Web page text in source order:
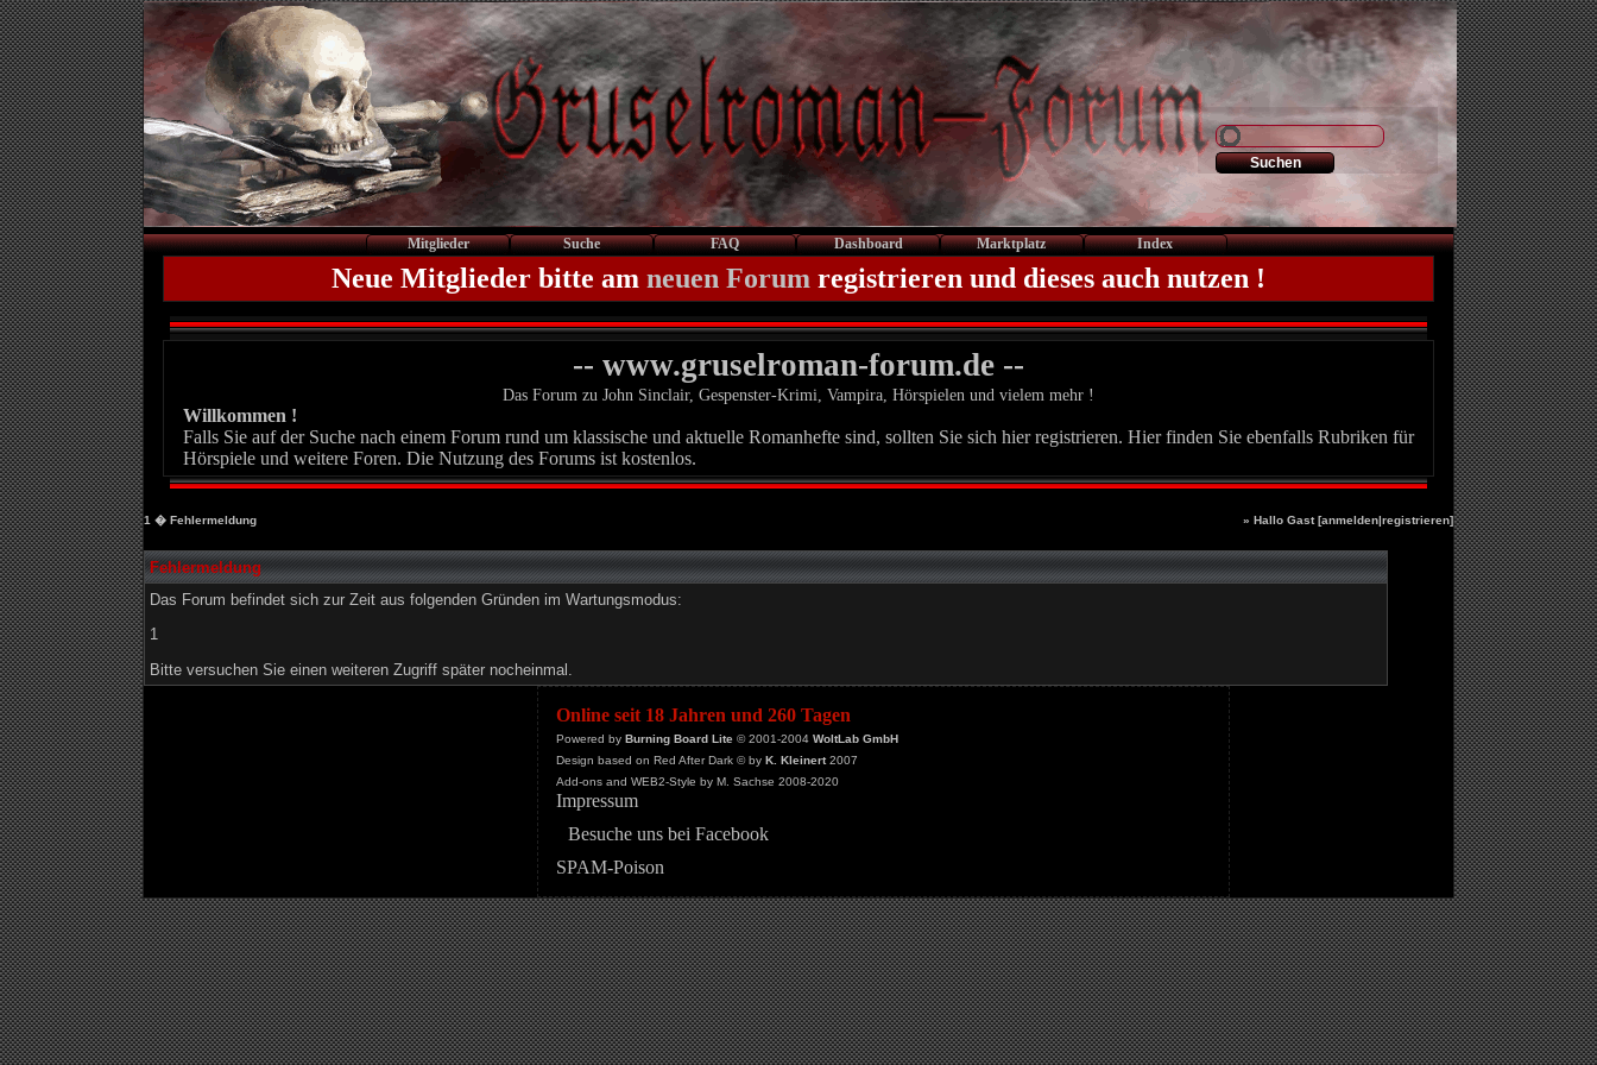
Mitglieder Suche FAQ Dashboard Marktplatz Index
Neue Mitglieder bitte am neuen Forum registrieren und dieses auch nutzen !
-- www.gruselroman-forum.de --
Das Forum zu John Sinclair, Gespenster-Krimi, Vampira, Hörspielen und vielem mehr !
Willkommen !
Falls Sie auf der Suche nach einem Forum rund um klassische und aktuelle Romanhefte sind, sollten Sie sich hier registrieren. Hier finden Sie ebenfalls Rubriken für
Hörspiele und weitere Foren. Die Nutzung des Forums ist kostenlos.
1 � Fehlermeldung » Hallo Gast [anmelden|registrieren]
Fehlermeldung
Das Forum befindet sich zur Zeit aus folgenden Gründen im Wartungsmodus:
1
Bitte versuchen Sie einen weiteren Zugriff später nocheinmal.
Online seit 18 Jahren und 260 Tagen
Powered by Burning Board Lite© 2001-2004 WoltLab GmbH
Design based on Red After Dark © by K. Kleinert2007
Add-ons and WEB2-Style by M. Sachse 2008-2020
Impressum
Besuche uns bei Facebook
SPAM-Poison